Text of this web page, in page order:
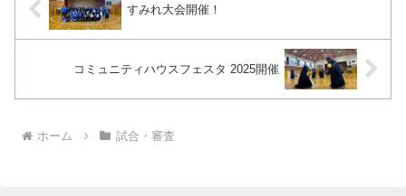
すみれ大会開催！
コミュニティハウスフェスタ 2025開催
ホーム 試合・審査